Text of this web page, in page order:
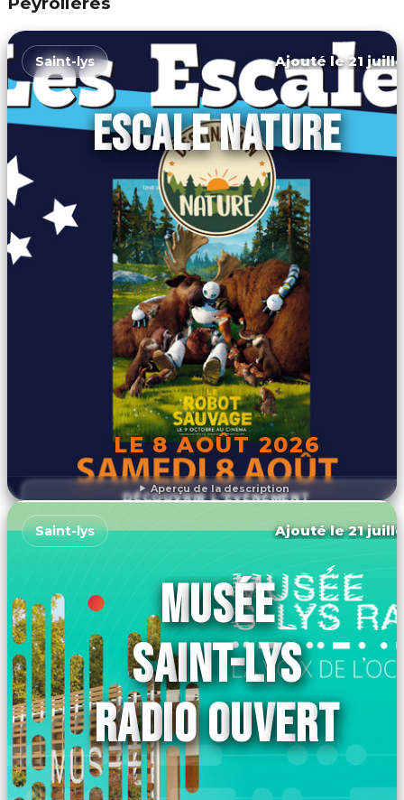
Aperçu de la description
Saint-lys Ajouté le 21
ESCALE NATURE
LE 8 AOÛT 2026
DÉCOUVRIR L'ÉVÉNEMENT
Saint-lys Ajouté le 21
MUSÉE
SAINT-LYS
RADIO OUVERT